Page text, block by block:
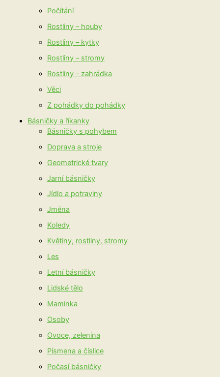
Počítání
Rostliny – houby
Rostliny – kytky
Rostliny – stromy
Rostliny – zahrádka
Věci
Z pohádky do pohádky
Básničky a říkanky
Básničky s pohybem
Doprava a stroje
Geometrické tvary
Jarní básničky
Jídlo a potraviny
Jména
Koledy
Květiny, rostliny, stromy
Les
Letní básničky
Lidské tělo
Maminka
Osoby
Ovoce, zelenina
Písmena a číslice
Počasí básničky